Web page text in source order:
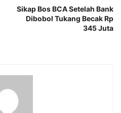
Sikap Bos BCA Setelah Bank
Dibobol Tukang Becak Rp
345 Juta